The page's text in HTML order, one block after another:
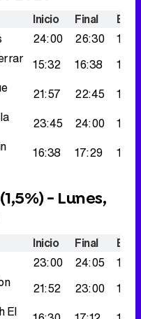
Inicio Final
24:00 26:30
15:32 16:38
21:57 22:45
23:45 24:00
16:38 17:29
1,5%) - Lunes,
Inicio Final
23:00 24:05
21:52 23:00
El